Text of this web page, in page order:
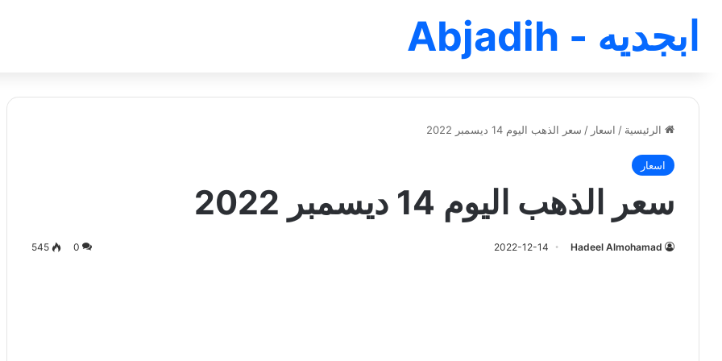
ابجديه - Abjadih
الرئيسية / اسعار / سعر الذهب اليوم 14 ديسمبر 2022
اسعار
سعر الذهب اليوم 14 ديسمبر 2022
Hadeel Almohamad
2022-12-14
0
545